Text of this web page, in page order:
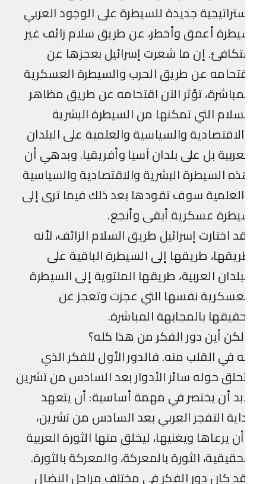
جديدة للسيطرة على الوجود العربي
أعمق وأخطر، عن طريق سلام زائف غير
إن ما شعرت إسرائيل بعجزها عن
عن طريق الحرب والسيطرة العسكرية
تؤثر الآن اقتحامه عن طريق مظاهر
التي تمكنها من السيطرة البشرية
والسياسية والعلمية على البلدان
بل على بلدان آسيا وأفريقيا. وبدهي أن
السيطرة البشرية والاقتصادية والسياسية
سوف تقودها بعد ذلك فيما ترى إلى
عسكرية أبقى وأنجع.
اختارت إسرائيل طريق السلام الزائف، لأنه
طريقها إلى السيطرة الباقية على
العربية، طريقها الملتوية إلى السيطرة
نفسها التي عجزت وتعجز عن
بالمجابهة المباشرة.
أين دور الفكر من هذا كله؟
في القلب منه. فالدور الأول للفكر الذي
حوله سائر الأدوار بعد السادس من تشرين
أن يختصر في مهمة أساسية: أن يتعهد
التفجر العربي بعد السادس من تشرين،
يرعاها ويغنيها، ليخلق منها الثورة العربية
الثورة بالمعركة، والمعركة بالثورة.
كان دور الفكر في مختلف مراحل النضال